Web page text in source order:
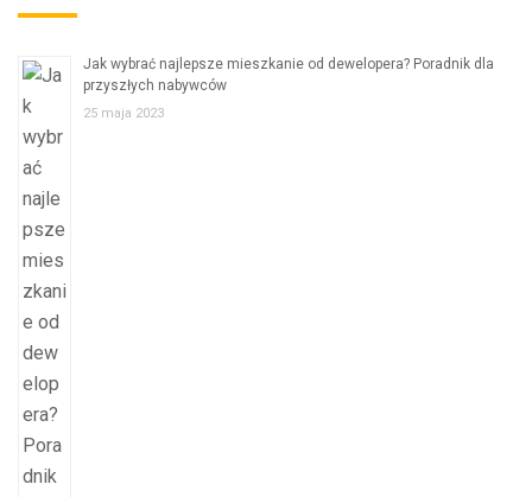
Jak wybrać najlepsze mieszkanie od dewelopera? Poradnik dla
przyszłych nabywców
25 maja 2023